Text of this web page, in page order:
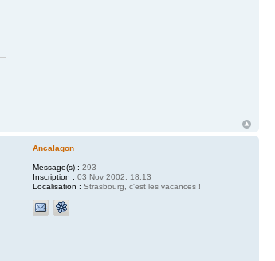
Ancalagon
Message(s) : 293
Inscription : 03 Nov 2002, 18:13
Localisation : Strasbourg, c'est les vacances !